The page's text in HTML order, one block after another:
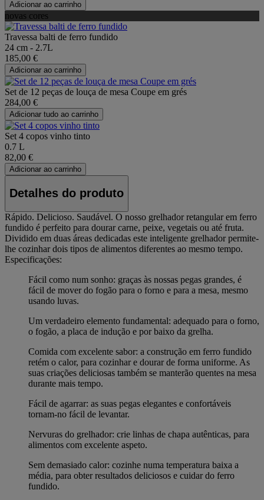
Adicionar ao carrinho
novas cores
Travessa balti de ferro fundido
24 cm - 2.7L
185,00 €
Adicionar ao carrinho
Set de 12 peças de louça de mesa Coupe em grés
284,00 €
Adicionar tudo ao carrinho
Set 4 copos vinho tinto
0.7 L
82,00 €
Adicionar ao carrinho
Detalhes do produto
Rápido. Delicioso. Saudável. O nosso grelhador retangular em ferro
fundido é perfeito para dourar carne, peixe, vegetais ou até fruta.
Dividido em duas áreas dedicadas este inteligente grelhador permite-
lhe cozinhar dois tipos de alimentos diferentes ao mesmo tempo.
Especificações:
Fácil como num sonho: graças às nossas pegas grandes, é
fácil de mover do fogão para o forno e para a mesa, mesmo
usando luvas.
Um verdadeiro elemento fundamental: adequado para o forno,
o fogão, a placa de indução e por baixo da grelha.
Comida com excelente sabor: a construção em ferro fundido
retém o calor, para cozinhar e dourar de forma uniforme. As
suas criações deliciosas também se manterão quentes na mesa
durante mais tempo.
Fácil de agarrar: as suas pegas elegantes e confortáveis
tornam-no fácil de levantar.
Nervuras do grelhador: crie linhas de chapa autênticas, para
alimentos com excelente aspeto.
Sem demasiado calor: cozinhe numa temperatura baixa a
média, para obter resultados deliciosos e cuidar do ferro
fundido.